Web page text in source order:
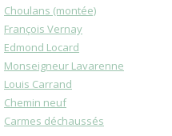
Choulans (montée)
François Vernay
Edmond Locard
Monseigneur Lavarenne
Louis Carrand
Chemin neuf
Carmes déchaussés